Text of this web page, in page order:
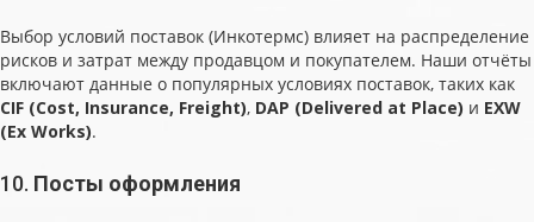
Выбор условий поставок (Инкотермс) влияет на распределение
рисков и затрат между продавцом и покупателем. Наши отчёты
включают данные о популярных условиях поставок, таких как
CIF (Cost, Insurance, Freight), DAP (Delivered at Place) и EXW
(Ex Works).
10. Посты оформления